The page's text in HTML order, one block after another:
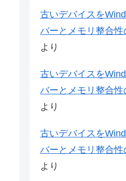
古いデバイスを
バーとメモリ整合
より
古いデバイスを
バーとメモリ整合
より
古いデバイスを
バーとメモリ整合
より